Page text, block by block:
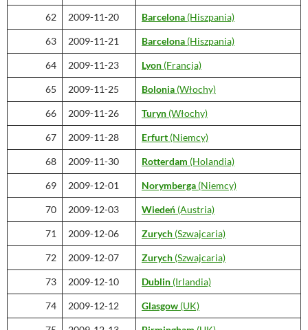
62 2009-11-20 Barcelona (Hiszpania)
63 2009-11-21 Barcelona (Hiszpania)
64 2009-11-23 Lyon (Francja)
65 2009-11-25 Bolonia (Włochy)
66 2009-11-26 Turyn (Włochy)
67 2009-11-28 Erfurt (Niemcy)
68 2009-11-30 Rotterdam (Holandia)
69 2009-12-01 Norymberga (Niemcy)
70 2009-12-03 Wiedeń (Austria)
71 2009-12-06 Zurych (Szwajcaria)
72 2009-12-07 Zurych (Szwajcaria)
73 2009-12-10 Dublin (Irlandia)
74 2009-12-12 Glasgow (UK)